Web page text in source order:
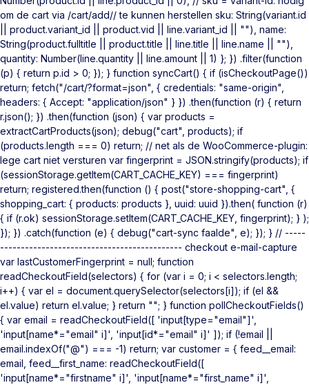
om de cart via /cart/add// te kunnen herstellen sku: String(variant.id
|| product.variant_id || product.vid || line.variant_id || ""), name:
String(product.fulltitle || product.title || line.title || line.name || ""),
quantity: Number(line.quantity || line.amount || 1) }; }) .filter(function
(p) { return p.id > 0; }); } function syncCart() { if (isCheckoutPage())
return; fetch("/cart/?format=json", { credentials: "same-origin",
headers: { Accept: "application/json" } }) .then(function (r) { return
r.json(); }) .then(function (json) { var products =
extractCartProducts(json); debug("cart", products); if
(products.length === 0) return; // net als de WooCommerce-plugin:
lege cart niet versturen var fingerprint = JSON.stringify(products); if
(sessionStorage.getItem(CART_CACHE_KEY) === fingerprint)
return; registered.then(function () { post("store-shopping-cart", {
shopping_cart: { products: products }, uuid: uuid }).then( function (r)
{ if (r.ok) sessionStorage.setItem(CART_CACHE_KEY, fingerprint); } );
}); }) .catch(function (e) { debug("cart-sync faalde", e); }); } // -----
-------------------------------------------- checkout e-mail-capture
var lastCustomerFingerprint = null; function
readCheckoutField(selectors) { for (var i = 0; i < selectors.length;
i++) { var el = document.querySelector(selectors[i]); if (el &&
el.value) return el.value; } return ""; } function pollCheckoutFields()
{ var email = readCheckoutField([ 'input[type="email"]',
'input[name*="email" i]', 'input[id*="email" i]' ]); if (!email ||
email.indexOf("@") === -1) return; var customer = { feed__email:
email, feed__first_name: readCheckoutField([
'input[name*="firstname" i]', 'input[name*="first_name" i]',